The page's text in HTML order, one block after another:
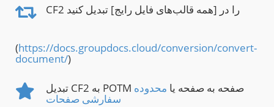
CF2 را در [همه قالب‌های فایل رایج] تبدیل کنید
(https://docs.groupdocs.cloud/conversion/convert-
document/)
تبدیل CF2 به POTM صفحه به صفحه یا محدوده
سفارشی صفحات